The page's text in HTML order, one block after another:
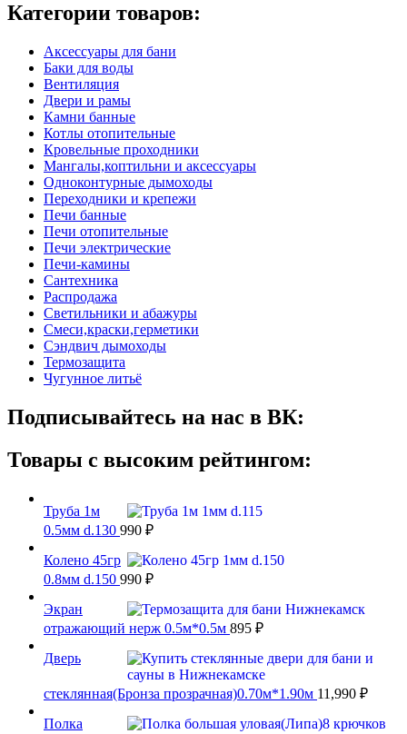
Категории товаров:
Аксессуары для бани
Баки для воды
Вентиляция
Двери и рамы
Камни банные
Котлы отопительные
Кровельные проходники
Мангалы,коптильни и аксессуары
Одноконтурные дымоходы
Переходники и крепежи
Печи банные
Печи отопительные
Печи электрические
Печи-камины
Сантехника
Распродажа
Светильники и абажуры
Смеси,краски,герметики
Сэндвич дымоходы
Термозащита
Чугунное литьё
Подписывайтесь на нас в ВК:
Товары с высоким рейтингом:
Труба 1м
0.5мм d.130 990 ₽
Колено 45гр
0.8мм d.150 990 ₽
Экран
отражающий нерж 0.5м*0.5м 895 ₽
Дверь
стеклянная(Бронза прозрачная)0.70м*1.90м 11,990 ₽
Полка